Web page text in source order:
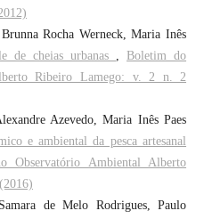
Rocha Werneck, Maria Inês
de cheias urbanas , Boletim do
Ribeiro Lamego: v. 2 n. 2
Azevedo, Maria Inês Paes
e ambiental da pesca artesanal
Observatório Ambiental Alberto
de Melo Rodrigues, Paulo